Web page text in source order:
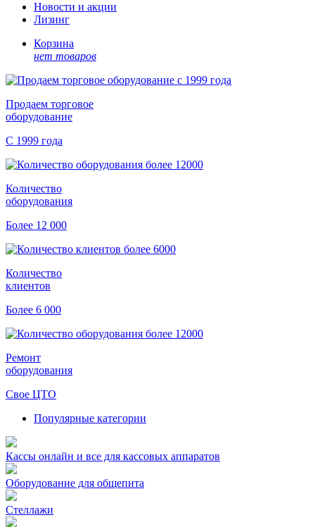
Новости и акции
Лизинг
Корзина
нет товаров
Продаем торговое
оборудование
С 1999 года
Количество
оборудования
Более 12 000
Количество
клиентов
Более 6 000
Ремонт
оборудования
Свое ЦТО
Популярные категории
Кассы онлайн и все для кассовых аппаратов
Оборудование для общепита
Стеллажи